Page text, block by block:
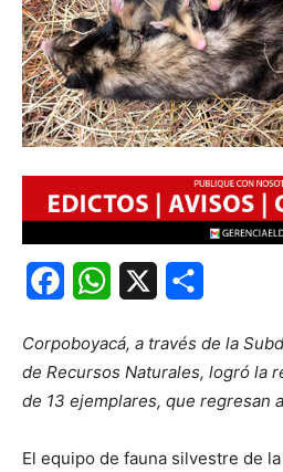
FacebookWhatsApp
Corpoboyacá, a través de la
de Recursos Naturales, logró la
de 13 ejemplares, que regresan
El equipo de fauna silvestre de